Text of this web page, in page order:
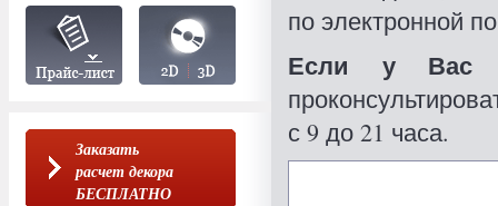
Заказать
расчет декора
БЕСПЛАТНО
по электронной
Если у Вас
с 9 до 21 часа.